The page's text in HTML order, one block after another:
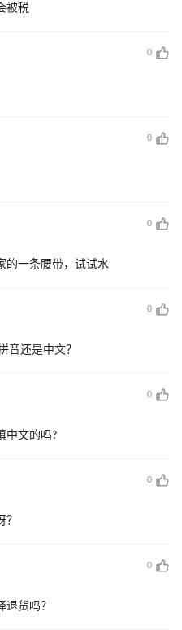
被税
0
0
0
的一条腰带，试试水
0
音还是中文？
0
中文的吗?
0
0
货吗？